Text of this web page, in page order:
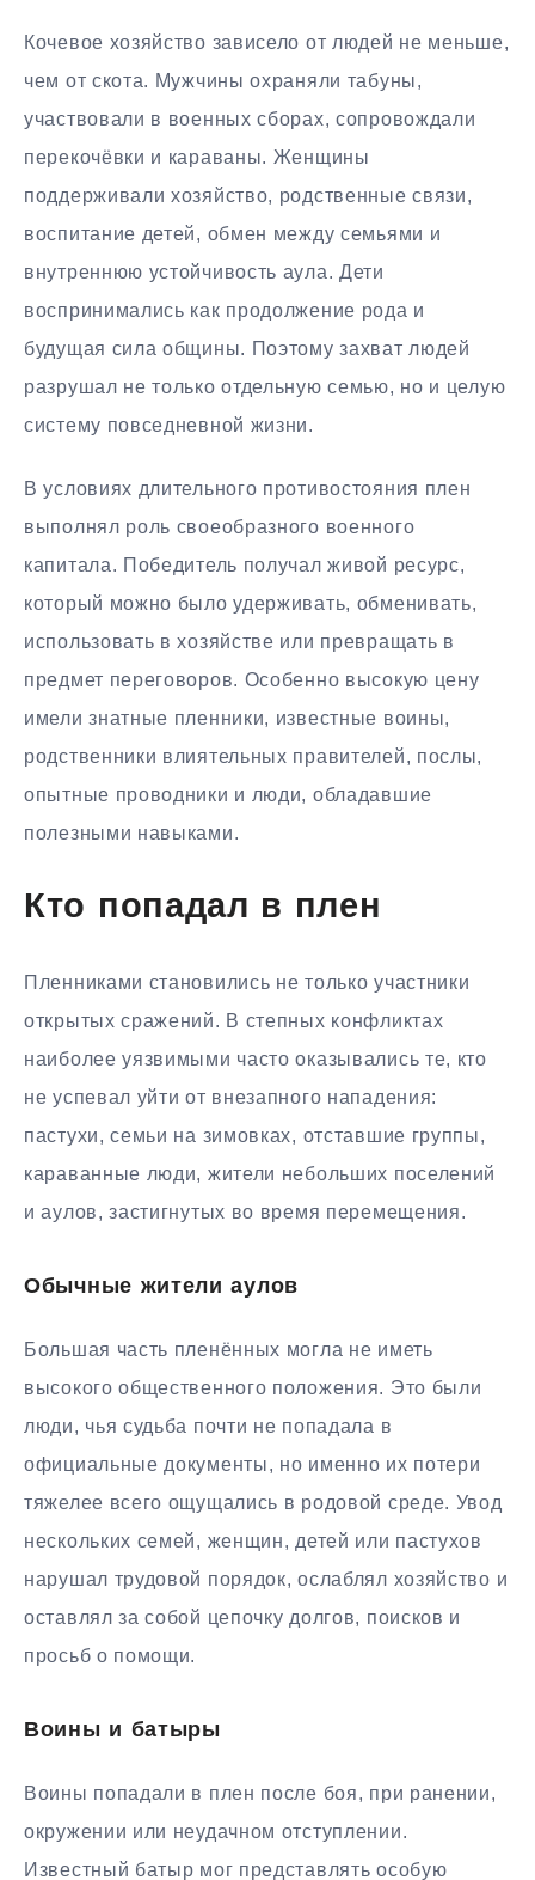
Кочевое хозяйство зависело от людей не меньше,
чем от скота. Мужчины охраняли табуны,
участвовали в военных сборах, сопровождали
перекочёвки и караваны. Женщины
поддерживали хозяйство, родственные связи,
воспитание детей, обмен между семьями и
внутреннюю устойчивость аула. Дети
воспринимались как продолжение рода и
будущая сила общины. Поэтому захват людей
разрушал не только отдельную семью, но и целую
систему повседневной жизни.
В условиях длительного противостояния плен
выполнял роль своеобразного военного
капитала. Победитель получал живой ресурс,
который можно было удерживать, обменивать,
использовать в хозяйстве или превращать в
предмет переговоров. Особенно высокую цену
имели знатные пленники, известные воины,
родственники влиятельных правителей, послы,
опытные проводники и люди, обладавшие
полезными навыками.
Кто попадал в плен
Пленниками становились не только участники
открытых сражений. В степных конфликтах
наиболее уязвимыми часто оказывались те, кто
не успевал уйти от внезапного нападения:
пастухи, семьи на зимовках, отставшие группы,
караванные люди, жители небольших поселений
и аулов, застигнутых во время перемещения.
Обычные жители аулов
Большая часть пленённых могла не иметь
высокого общественного положения. Это были
люди, чья судьба почти не попадала в
официальные документы, но именно их потери
тяжелее всего ощущались в родовой среде. Увод
нескольких семей, женщин, детей или пастухов
нарушал трудовой порядок, ослаблял хозяйство и
оставлял за собой цепочку долгов, поисков и
просьб о помощи.
Воины и батыры
Воины попадали в плен после боя, при ранении,
окружении или неудачном отступлении.
Известный батыр мог представлять особую